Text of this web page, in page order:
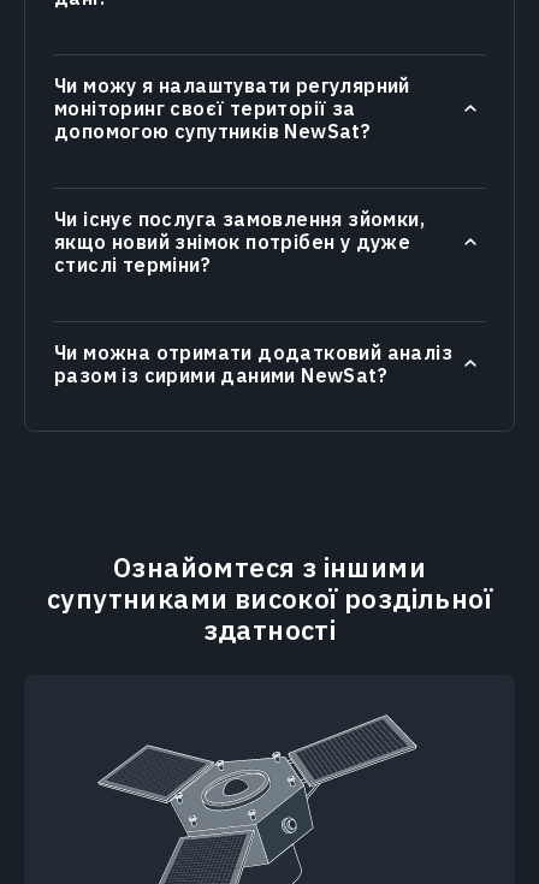
Чи можу я налаштувати регулярний
моніторинг своєї території за
допомогою супутників NewSat?
Чи існує послуга замовлення зйомки,
якщо новий знімок потрібен у дуже
стислі терміни?
Чи можна отримати додатковий аналіз
разом із сирими даними NewSat?
Ознайомтеся з іншими
супутниками високої роздільної
здатності